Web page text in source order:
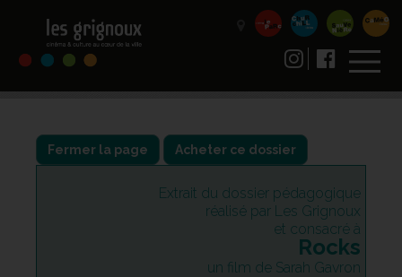
Fermer la page Acheter ce dossier
Extrait du dossier pédagogique
réalisé par Les Grignoux
et consacré à
Rocks
un film de Sarah Gavron